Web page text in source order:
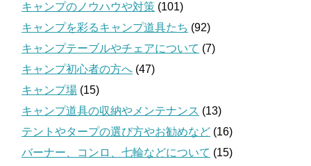
キャンプのノウハウや対策 (101)
キャンプを彩るキャンプ道具たち (92)
キャンプテーブルやチェアについて (7)
キャンプ初心者の方へ (47)
キャンプ場 (15)
キャンプ道具の収納やメンテナンス (13)
テントやタープの選び方やお勧めなど (16)
バーナー、コンロ、七輪などについて (15)